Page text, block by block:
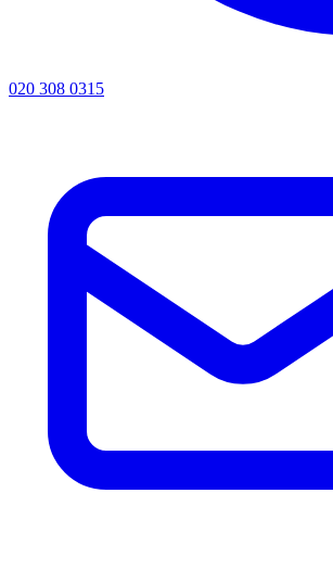
020 308 0315